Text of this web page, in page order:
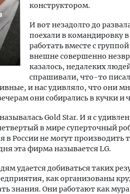
конструктором.
И вот незадолго до
поехали в командировку
работать вместе с
внешне совершенно
казалось, недалеких
спрашивали, что-то
и нас удивляло, что они
они собирались в кучки и
Gold Star. И я с
в мире суперточный
в России не могут производить
эта фирма называется LG.
удается добиваться таких
как организованы
знания. Они работают как